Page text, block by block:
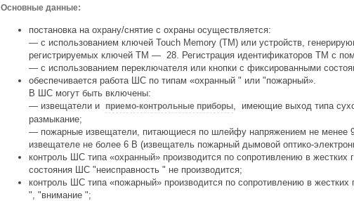
Основные данные:
постановка на охрану/снятие с охраны осуществляется:
— с использованием ключей Touch Memory (ТМ) или устройств,
регистрируемых ключей ТМ — 28. Регистрация идентификаторов ТМ с
— с использованием переключателя или кнопки с фиксированными
обеспечивается работа ШС по типам «охранный " или "пожарный».
В ШС могут быть включены:
— извещатели и
приемо-контрольные приборы, имеющие выход типа
размыкание;
— пожарные извещатели, питающиеся по шлейфу напряжением не менее
извещателе не более 6 В (извещатель пожарный дымовой оптико-
контроль ШС типа «охранный» производится по сопротивлению в
состояния ШС "неисправность " не производится;
контроль ШС типа «пожарный» производится по сопротивлению в
", "внимание ";